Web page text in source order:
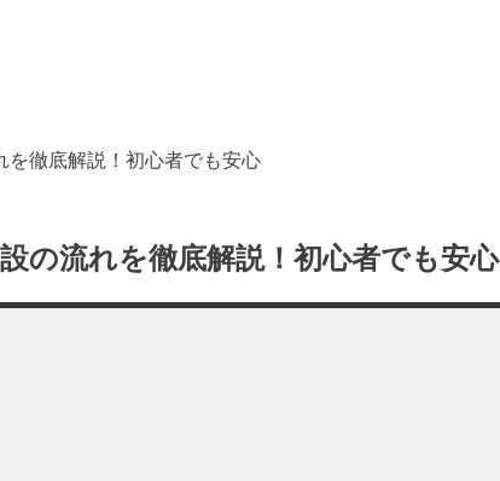
を徹底解説！初心者でも安心
の流れを徹底解説！初心者でも安心